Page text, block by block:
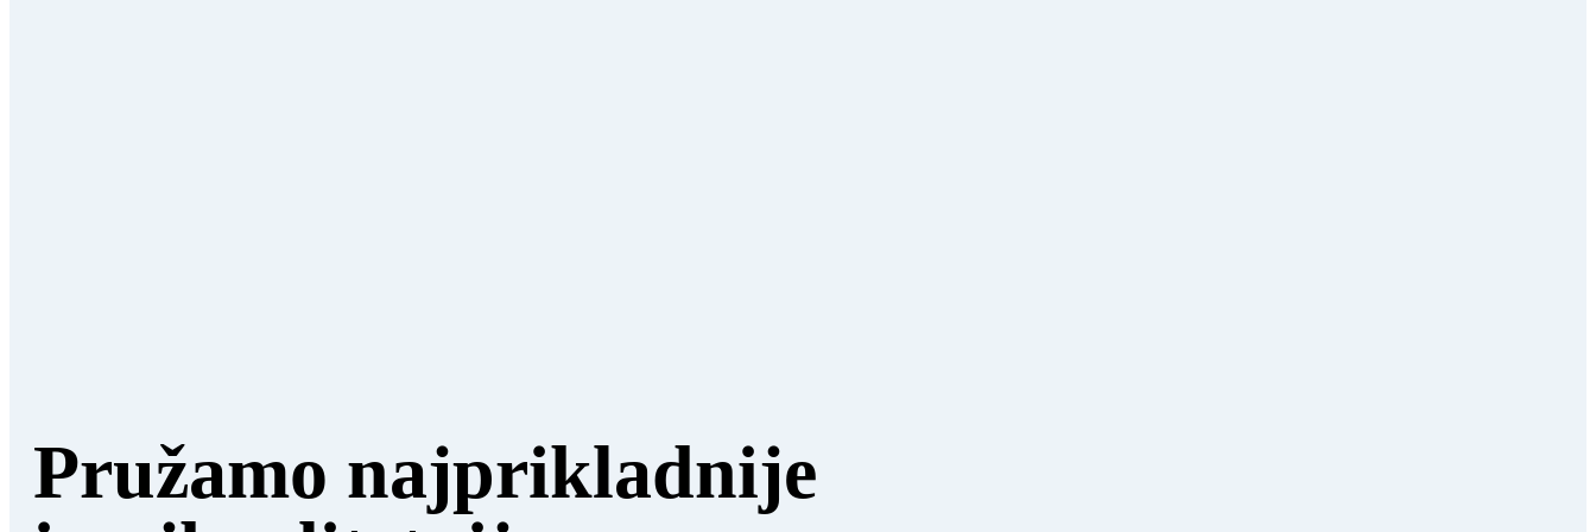
Pružamo najprikladnije